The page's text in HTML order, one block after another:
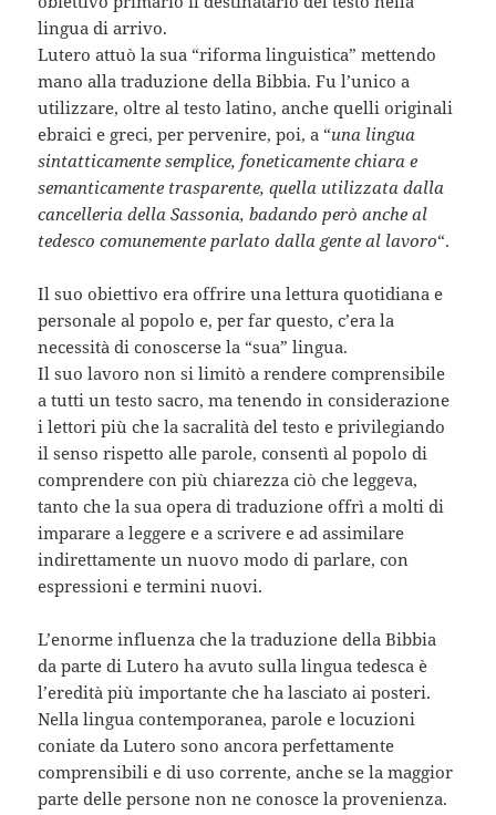
lingua di arrivo.
Lutero attuò la sua “riforma linguistica” mettendo
mano alla traduzione della Bibbia. Fu l’unico a
utilizzare, oltre al testo latino, anche quelli originali
ebraici e greci, per pervenire, poi, a “una lingua
sintatticamente semplice, foneticamente chiara e
semanticamente trasparente, quella utilizzata dalla
cancelleria della Sassonia, badando però anche al
tedesco comunemente parlato dalla gente al lavoro“.
Il suo obiettivo era offrire una lettura quotidiana e
personale al popolo e, per far questo, c’era la
necessità di conoscerse la “sua” lingua.
Il suo lavoro non si limitò a rendere comprensibile
a tutti un testo sacro, ma tenendo in considerazione
i lettori più che la sacralità del testo e privilegiando
il senso rispetto alle parole, consentì al popolo di
comprendere con più chiarezza ciò che leggeva,
tanto che la sua opera di traduzione offrì a molti di
imparare a leggere e a scrivere e ad assimilare
indirettamente un nuovo modo di parlare, con
espressioni e termini nuovi.
L’enorme influenza che la traduzione della Bibbia
da parte di Lutero ha avuto sulla lingua tedesca è
l’eredità più importante che ha lasciato ai posteri.
Nella lingua contemporanea, parole e locuzioni
coniate da Lutero sono ancora perfettamente
comprensibili e di uso corrente, anche se la maggior
parte delle persone non ne conosce la provenienza.